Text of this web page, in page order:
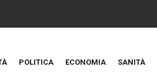
POLITICA ECONOMIA SANITÀ